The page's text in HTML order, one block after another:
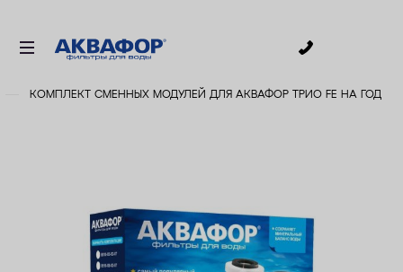
ДЛЯ БИЗНЕСА
АКСЕССУАРЫ
КОМПЛЕКТ СМЕННЫХ МОДУЛЕЙ ДЛЯ АКВАФОР ТРИО FE НА ГОД